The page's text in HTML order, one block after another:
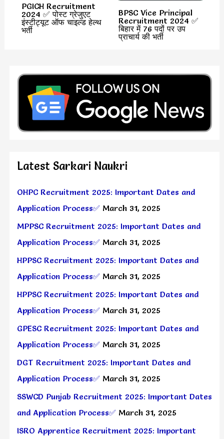
PGICH Recruitment
2024 ✅ पोस्ट ग्रेजुएट
इंस्टीट्यूट ऑफ चाइल्ड हेल्थ
भर्ती
BPSC Vice Principal
Recruitment 2024 ✅
बिहार में 76 पदों पर उप
प्राचार्य की भर्ती
Latest Sarkari Naukri
OHPC Recruitment 2025: Important Dates and
Application Process✅ March 31, 2025
MPPSC Recruitment 2025: Important Dates and
Application Process✅ March 31, 2025
HPPSC Recruitment 2025: Important Dates and
Application Process✅ March 31, 2025
HPPSC Recruitment 2025: Important Dates and
Application Process✅ March 31, 2025
GPESC Recruitment 2025: Important Dates and
Application Process✅ March 31, 2025
DGT Recruitment 2025: Important Dates and
Application Process✅ March 31, 2025
SSWCD Punjab Recruitment 2025: Important Dates
and Application Process✅ March 31, 2025
ISRO Apprentice Recruitment 2025: Important